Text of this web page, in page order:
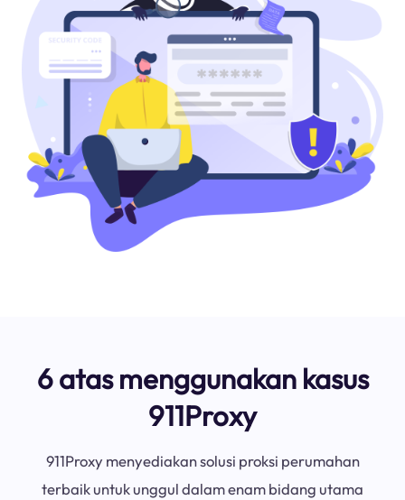
6 atas menggunakan kasus
911Proxy
911Proxy menyediakan solusi proksi perumahan
terbaik untuk unggul dalam enam bidang utama